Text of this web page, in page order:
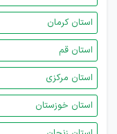
استان کرمان
استان قم
استان مرکزی
استان خوزستان